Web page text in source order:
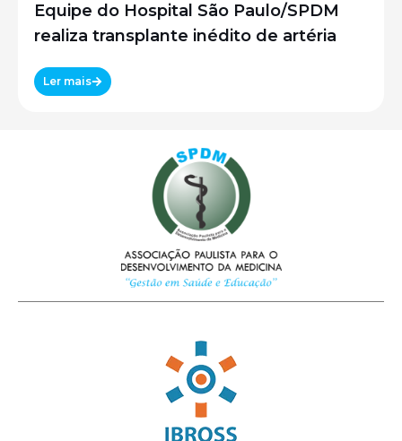
Equipe do Hospital São Paulo/SPDM
realiza transplante inédito de artéria
Ler mais